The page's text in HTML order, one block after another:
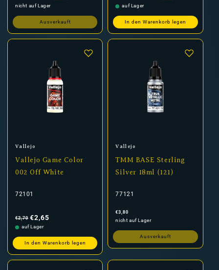
nicht auf Lager
Ausverkauft
auf Lager
In den Warenkorb legen
Anbieter:
Vallejo
Vallejo Game Color
002 Off White
72101
Preis
€2,70 €2,65
auf Lager
In den Warenkorb legen
Anbieter:
Vallejo
TMM BASE Sterling
Silver 18ml (121)
77121
Normaler
Preis
€3,80
nicht auf Lager
Ausverkauft